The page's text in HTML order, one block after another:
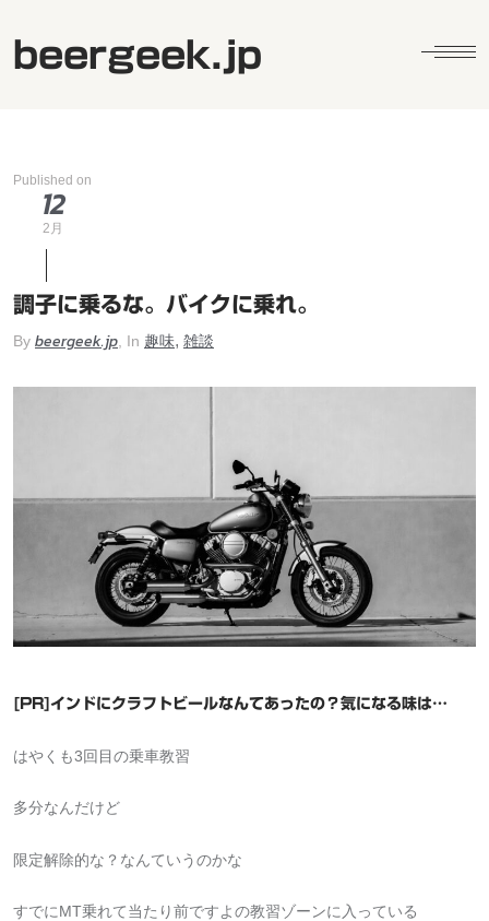
beergeek.jp
Published on
12
2月
調子に乗るな。バイクに乗れ。
By beergeek.jp , In 趣味, 雑談
[PR]インドにクラフトビールなんてあったの？気になる味は…
はやくも3回目の乗車教習
多分なんだけど
限定解除的な？なんていうのかな
すでにMT乗れて当たり前ですよの教習ゾーンに入っている